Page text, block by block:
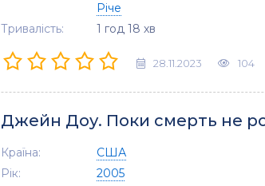
Річе
Тривалість:
1 год 18 хв
28.11.2023 104
Джейн Доу. Поки смерть не
Країна:
США
Рік:
2005